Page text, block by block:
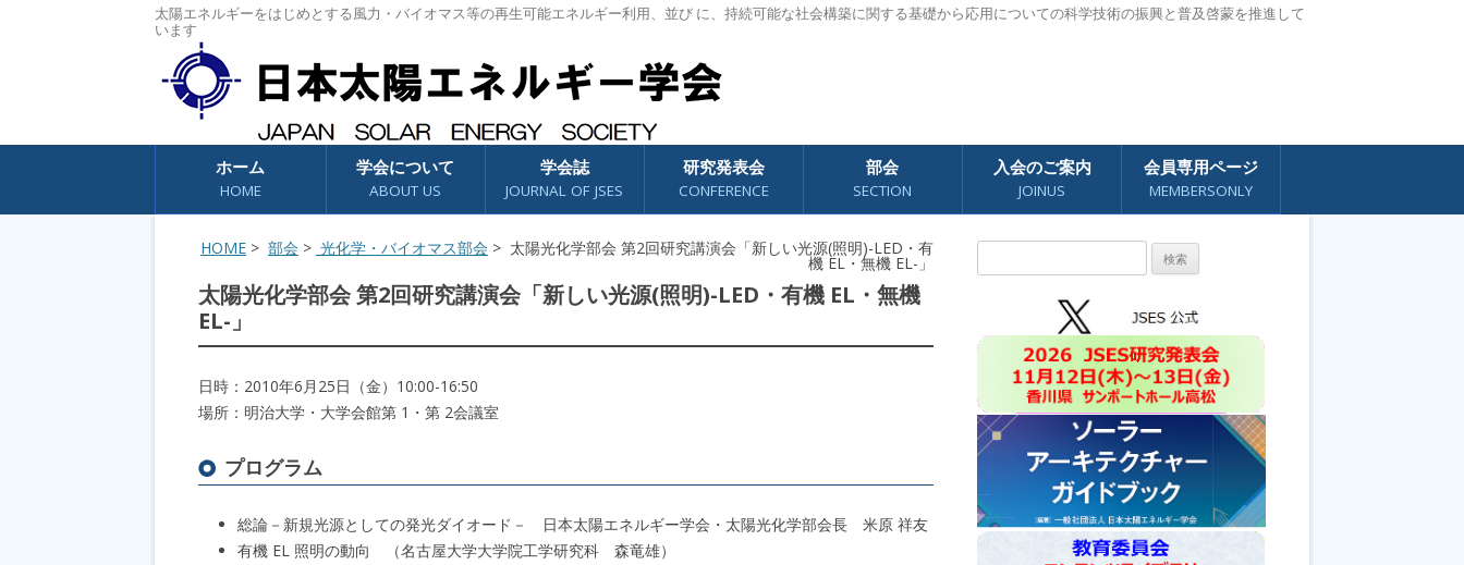
太陽エネルギーをはじめとする風力・バイオマス等の再生可能エネルギー利用、並び に、持続可能な社会構築に関する基礎から応用についての科学技術の振興と普及啓蒙を推進して
います
コンテンツへスキップ
ホーム
HOME
学会について
ABOUT US
学会誌
JOURNAL OF JSES
研究発表会
CONFERENCE
部会
SECTION
入会のご案内
JOINUS
会員専用ページ
MEMBERSONLY
HOME > 部会 > 光化学・バイオマス部会 > 太陽光化学部会 第2回研究講演会「新しい光源(照明)-LED・有
機 EL・無機 EL-」
太陽光化学部会 第2回研究講演会「新しい光源(照明)-LED・有機 EL・無機
EL-」
日時：2010年6月25日（金）10:00-16:50
場所：明治大学・大学会館第 1・第 2会議室
プログラム
総論－新規光源としての発光ダイオード－ 日本太陽エネルギー学会・太陽光化学部会長 米原 祥友
有機 EL 照明の動向 （名古屋大学大学院工学研究科 森竜雄）
索: